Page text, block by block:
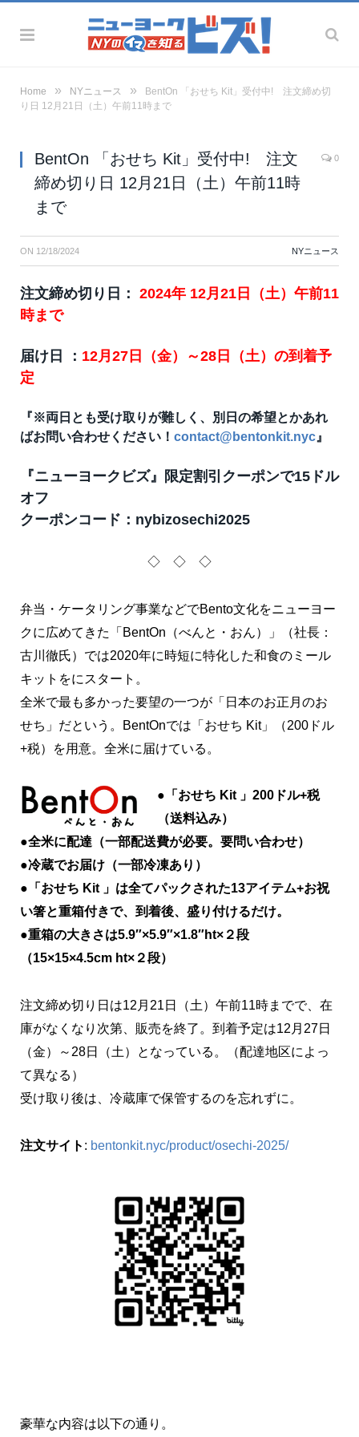
Home » NYニュース »
BentOn 「おせち Kit」受付中! 注文締め切
り日 12月21日（土）午前11時まで
BentOn 「おせち Kit」受付中! 注文
締め切り日 12月21日（土）午前11時
まで
0
ON 12/18/2024 NYニュース
注文締め切り日： 2024年 12月21日（土）午前11
時まで
届け日 ： 12月27日（金）～28日（土）の到着予
定
『※両日とも受け取りが難しく、別日の希望とかあれ
ばお問い合わせください！ contact@bentonkit.nyc 』
『ニューヨークビズ』限定割引クーポンで15ドル
オフ
クーポンコード：nybizosechi2025
◇ ◇ ◇
弁当・ケータリング事業などでBento文化をニューヨー
クに広めてきた「BentOn（べんと・おん）」（社長：
古川徹氏）では2020年に時短に特化した和食のミール
キットをにスタート。
全米で最も多かった要望の一つが「日本のお正月のお
せち」だという。BentOnでは「おせち Kit」（200ドル
+税）を用意。全米に届けている。
●「おせち Kit 」200ドル+税
（送料込み）
●全米に配達（一部配送費が必要。要問い合わせ）
●冷蔵でお届け（一部冷凍あり）
●「おせち Kit 」は全てパックされた13アイテム+お祝
い箸と重箱付きで、到着後、盛り付けるだけ。
●重箱の大きさは5.9″×5.9″×1.8″ht×２段
（15×15×4.5cm ht×２段）
注文締め切り日は12月21日（土）午前11時までで、在
庫がなくなり次第、販売を終了。到着予定は12月27日
（金）～28日（土）となっている。（配達地区によっ
て異なる）
受け取り後は、冷蔵庫で保管するのを忘れずに。
注文サイト : bentonkit.nyc/product/osechi-2025/
豪華な内容は以下の通り。